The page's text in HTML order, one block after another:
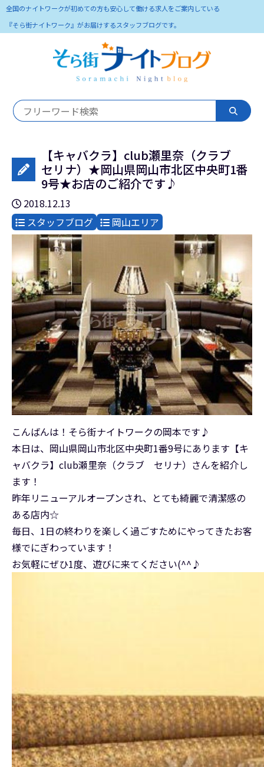
全国のナイトワークが初めての方も安心して働ける求人をご案内している
『そら街ナイトワーク』がお届けするスタッフブログです。
【キャバクラ】club瀬里奈（クラブ
セリナ）★岡山県岡山市北区中央町1番
9号★お店のご紹介です♪
2018.12.13
スタッフブログ
岡山エリア
こんばんは！そら街ナイトワークの岡本です♪
本日は、岡山県岡山市北区中央町1番9号にあります【キ
ャバクラ】club瀬里奈（クラブ セリナ）さんを紹介し
ます！
昨年リニューアルオープンされ、とても綺麗で清潔感の
ある店内☆
毎日、1日の終わりを楽しく過ごすためにやってきたお客
様でにぎわっています！
お気軽にぜひ1度、遊びに来てください(^^♪